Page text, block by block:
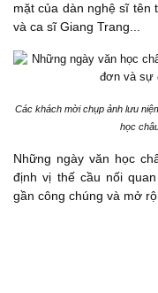
mặt của dàn nghệ sĩ tên
và ca sĩ Giang Trang...
Các khách mời chụp ảnh lưu
học
Những ngày văn học
định vị thế cầu nối
gần công chúng và mở